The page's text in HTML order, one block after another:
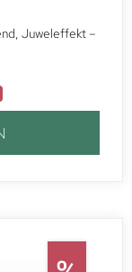
Juweleffekt –